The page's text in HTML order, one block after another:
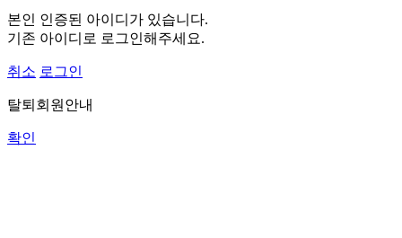
본인 인증된 아이디가 있습니다.
기존 아이디로 로그인해주세요.
취소 로그인
탈퇴회원안내
확인